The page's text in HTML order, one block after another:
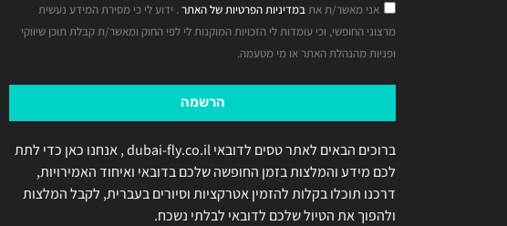
אני מאשר/ת אתבמדיניות הפרטיות של האתר. ידוע לי כי מסירת המידע נעשית
מרצוני החופשי, וכי עומדות לי הזכויות המוקנות לי לפי החוק ומאשר/ת קבלת תוכן שיווקי
ופניות מהנהלת האתר או מי מטעמה.
הרשמה
ברוכים הבאים לאתר טסים לדובאי dubai-fly.co.il , אנחנו כאן כדי לתת
לכם מידע והמלצות בזמן החופשה שלכם בדובאי ואיחוד האמירויות,
דרכנו תוכלו בקלות להזמין אטרקציות וסיורים בעברית, לקבל המלצות
ולהפוך את הטיול שלכם לדובאי לבלתי נשכח.